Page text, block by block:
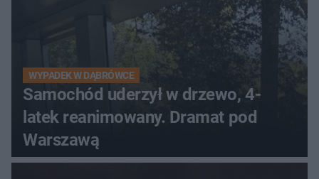
WYPADEK W DĄBRÓWCE
Samochód uderzył w drzewo, 4-
latek reanimowany. Dramat pod
Warszawą